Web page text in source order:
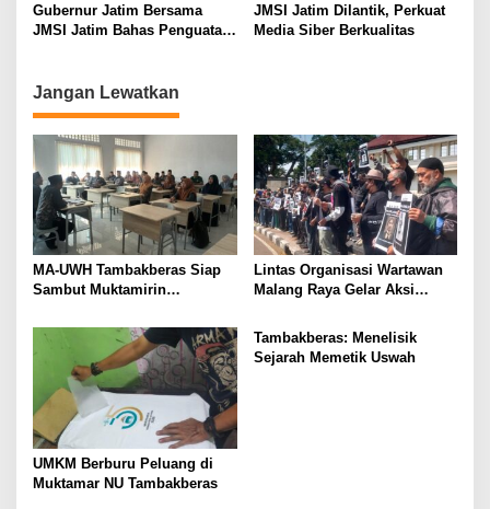
t
o
n
Gubernur Jatim Bersama
JMSI Jatim Bahas Penguatan
JMSI Jatim Dilantik, Perkuat
Media Siber Berkualitas
Jangan Lewatkan
MA-UWH Tambakberas Siap
Sambut Muktamirin
Lintas Organisasi Wartawan
Malang Raya Gelar Aksi
Ireng”
UMKM Berburu Peluang di
Muktamar NU Tambakberas
Tambakberas: Menelisik
Sejarah Memetik Uswah